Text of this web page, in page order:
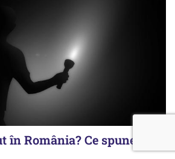
în România? Ce spune